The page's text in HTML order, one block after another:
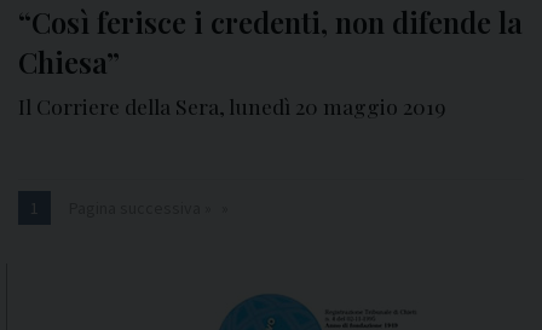
“Così ferisce i credenti, non difende la
Chiesa”
Il Corriere della Sera, lunedì 20 maggio 2019
1